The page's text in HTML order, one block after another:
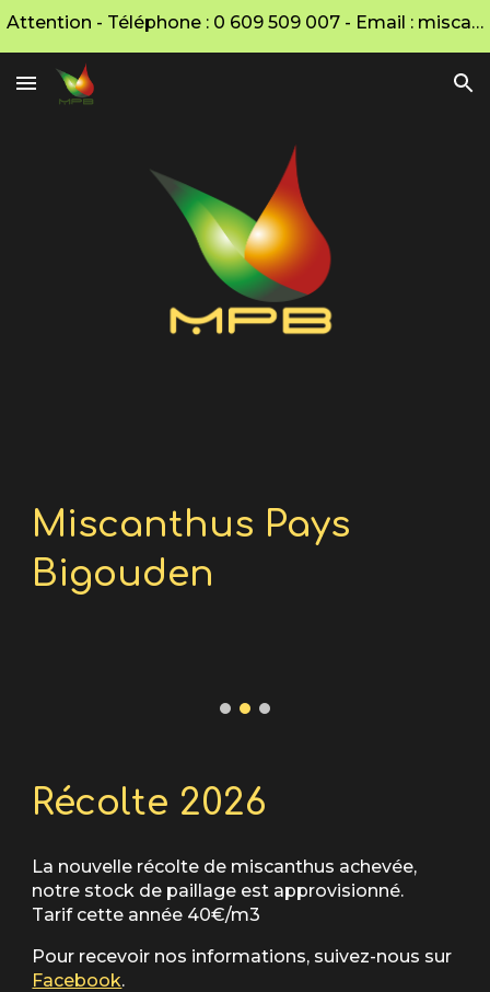
Attention - Téléphone : 0 609 509 007 - Email : miscanthus.mpb@gmail.com - Tarif : 40€/m3
Miscanthus Pays
Bigouden
Récolte 2026
La nouvelle récolte de miscanthus achevée,
notre stock de paillage est approvisionné.
Tarif cette année 40€/m3
Pour recevoir nos informations, suivez-nous sur
Facebook.